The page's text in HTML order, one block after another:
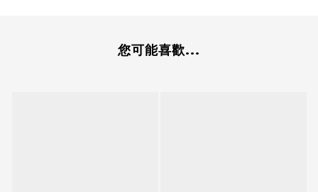
您可能喜歡...